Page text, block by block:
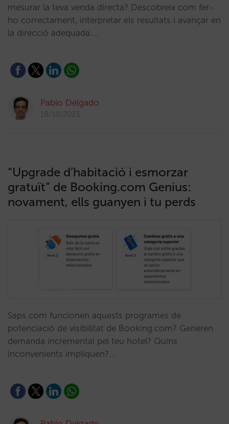
mesurar la teva venda directa? Descobreix com fer-
ho correctament, interpretar els resultats i avançar en
la direcció adequada.…
Pablo Delgado
18/10/2023
“Upgrade d’habitació i esmorzar
gratuït” de Booking.com Genius:
novament, ells guanyen i tu perds
Saps com funcionen aquests programes de
potenciació de visibilitat de Booking.com? Generen
demanda incremental pel teu hotel? Quins
inconvenients impliquen?…